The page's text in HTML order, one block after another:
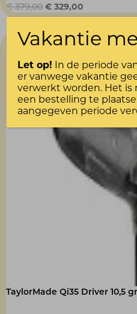
€379,00 Oorspronkelijke
prijs
€ 379,00.
€ 329,00
prijs
is:
€ 329,00.
TaylorMade Qi35 Driver 10,5
Vakantie
Let op! In de periode
er vanwege vakantie
verwerkt worden. Het is
een bestelling te
aangegeven periode